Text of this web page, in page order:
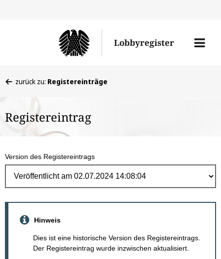
Lobbyregister
Menü
befinden
hier:
zurück zu: Registereinträge
Registereintrag
Version des Registereintrags
Hinweis
Dies ist eine historische Version des Registereintrags.
Der Registereintrag wurde inzwischen aktualisiert.